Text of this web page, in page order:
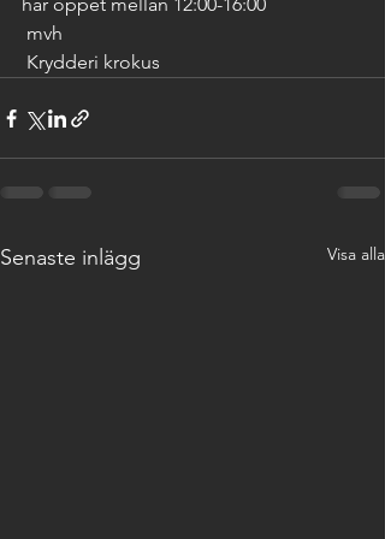
mvh
Krydderi krokus
Senaste inlägg Visa alla